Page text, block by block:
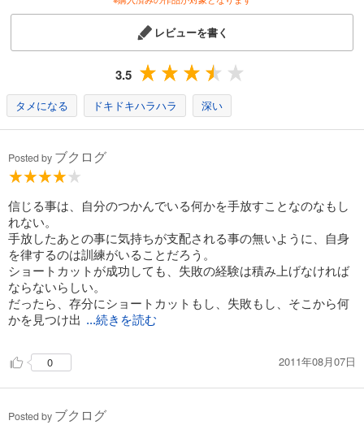
レビューを書く
3.5
タメになる ドキドキハラハラ 深い
Posted by ブクログ
信じる事は、自分のつかんでいる何かを手放すことなのなもし
れない。
手放したあとの事に気持ちが支配される事の無いように、自身
を律するのは訓練がいることだろう。
ショートカットが成功しても、失敗の経験は積み上げなければ
ならないらしい。
だったら、存分にショートカットもし、失敗もし、そこから何
かを見つけ出 ...続きを読む
0 2011年08月07日
Posted by ブクログ